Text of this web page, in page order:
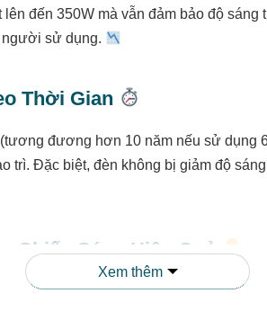
lên đến 350W mà vẫn đảm bảo độ
người sử dụng.
Thời Gian
đương hơn 10 năm nếu sử dụng
trì. Đặc biệt, đèn không bị giảm độ
Chiếu Sáng Hiệu Quả
LED 70W CP06cung cấp ánh sáng
Xem thêm